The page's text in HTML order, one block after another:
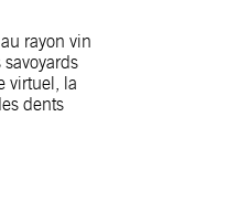
rayon vin
virtuel, la
dents